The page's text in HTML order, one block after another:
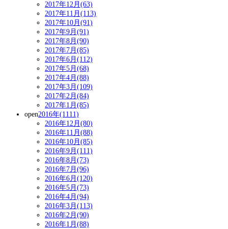
2017年12月(63)
2017年11月(113)
2017年10月(91)
2017年9月(91)
2017年8月(90)
2017年7月(85)
2017年6月(112)
2017年5月(68)
2017年4月(88)
2017年3月(109)
2017年2月(84)
2017年1月(85)
open2016年(1111)
2016年12月(80)
2016年11月(88)
2016年10月(85)
2016年9月(111)
2016年8月(73)
2016年7月(96)
2016年6月(120)
2016年5月(73)
2016年4月(94)
2016年3月(113)
2016年2月(90)
2016年1月(88)